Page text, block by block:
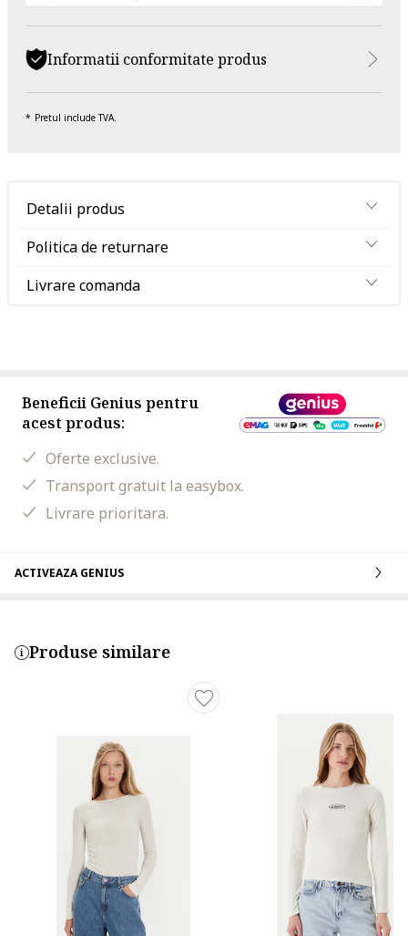
Informatii conformitate produs
Pretul include TVA.
Detalii produs
Politica de returnare
Livrare comanda
Beneficii Genius pentru
acest produs:
Oferte exclusive.
Transport gratuit la easybox.
Livrare prioritara.
ACTIVEAZA GENIUS
Produse similare